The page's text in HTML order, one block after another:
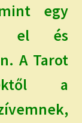
egy
el és
A Tarot
a